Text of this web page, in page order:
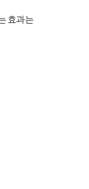
효과는